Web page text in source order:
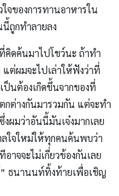
จของการทานอาหารใน
ถูกทำลายลง
คิดค้นมาไปโชว์นะ ถ้าทำ
ต่ผมจะไปเล่าให้ฟังว่าที่
ป็นต้องเกิดขึ้นจากของที่
กต่างกันมารวมกัน แต่จะทำ
ผมว่าอันนี้มันเจ๋งมากเลย
ใจใหม่ให้ทุกคนค้นพบว่า
าจจะไม่เกี่ยวข้องกันเลย
ธนานนท์ทิ้งท้ายเพื่อเชิญ